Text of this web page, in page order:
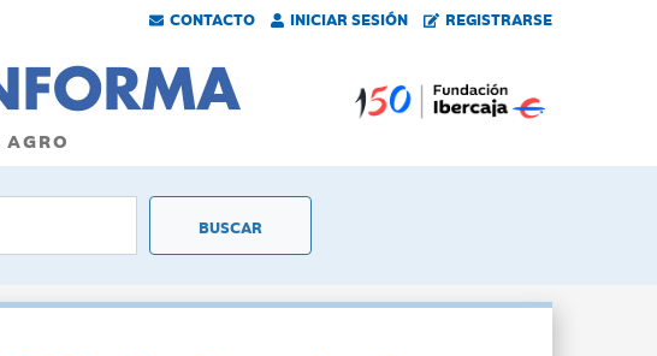
CONTACTO INICIAR SESIÓN REGISTRARSE